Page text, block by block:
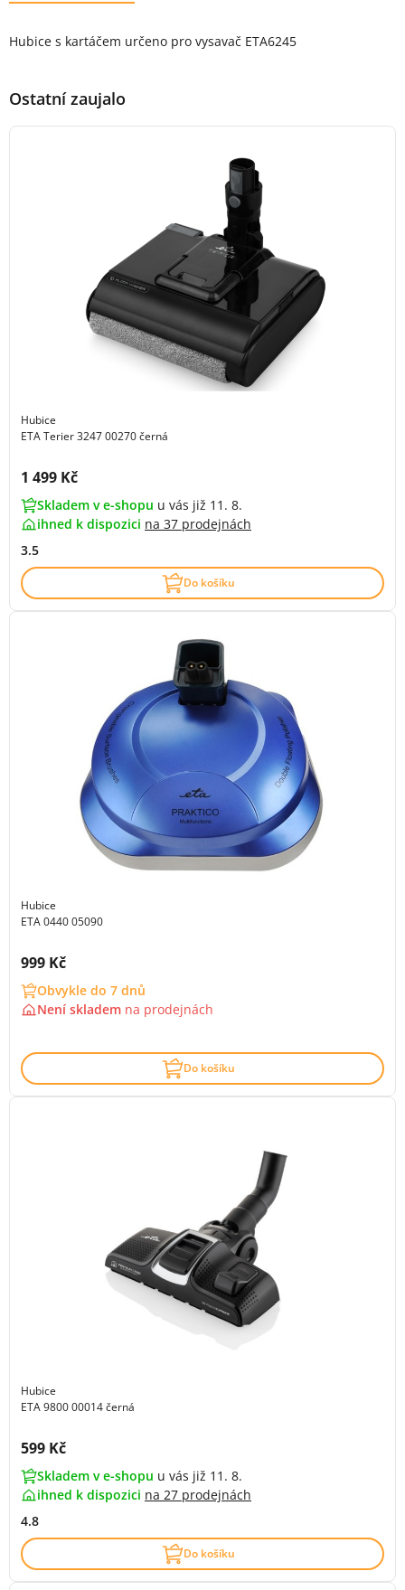
Hubice s kartáčem určeno pro vysavač ETA6245
Ostatní zaujalo
Hubice
ETA Terier 3247 00270 černá
Cena s DPH:
1 499 Kč
Skladem v e-shopu u vás již 11. 8.
ihned k dispozici na 37 prodejnách
3.5
Do košíku
Hubice
ETA 0440 05090
Cena s DPH:
999 Kč
Obvykle do 7 dnů
Není skladem na prodejnách
Do košíku
Hubice
ETA 9800 00014 černá
Cena s DPH:
599 Kč
Skladem v e-shopu u vás již 11. 8.
ihned k dispozici na 27 prodejnách
4.8
Do košíku